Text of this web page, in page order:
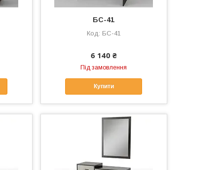
БС-41
БС-41
6 140 ₴
Під замовлення
Купити